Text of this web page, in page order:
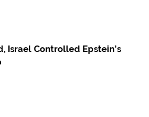
Israel Controlled Epstein’s